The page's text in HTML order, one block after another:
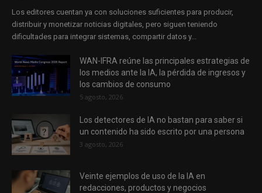
Los editores cuentan ya con soluciones suficientes para producir,
distribuir y monetizar noticias digitales, pero siguen teniendo
dificultades para integrar sistemas, compartir datos y...
WAN-IFRA reúne las principales estrategias de
los medios ante la IA, la pérdida de ingresos y
los cambios de consumo
5 agosto, 2026
Los detectores de IA no bastan para saber si
un contenido ha sido escrito por una persona
3 agosto, 2026
Veinte ejemplos de uso de la IA en
redacciones, productos y negocios